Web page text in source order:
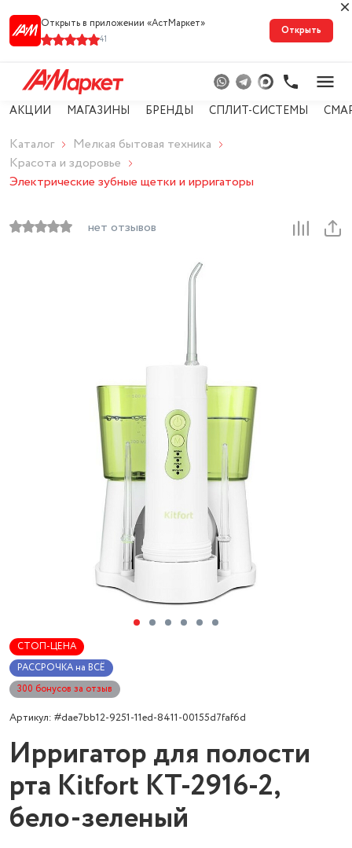
Открыть в приложении «АстМарке‪т‬»
41
Открыть
АКЦИИ МАГАЗИНЫ БРЕНДЫ СПЛИТ-СИСТЕМЫ
Каталог
Мелкая бытовая техника
Красота и здоровье
Электрические зубные щетки и ирригаторы
нет отзывов
СТОП-ЦЕНА
РАССРОЧКА на ВСЁ
300 бонусов за отзыв
Артикул: #dae7bb12-9251-11ed-8411-00155d7faf6d
Ирригатор для полости
рта Kitfort КТ-2916-2,
бело-зеленый